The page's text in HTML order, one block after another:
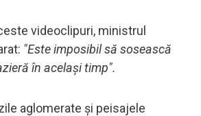
videoclipuri, ministrul
"Este imposibil să sosească
în același timp".
aglomerate și peisajele